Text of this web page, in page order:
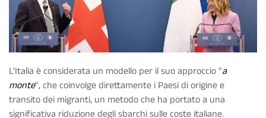
L'Italia è considerata un modello per il suo approccio "a
monte", che coinvolge direttamente i Paesi di origine e
transito dei migranti, un metodo che ha portato a una
significativa riduzione degli sbarchi sulle coste italiane.